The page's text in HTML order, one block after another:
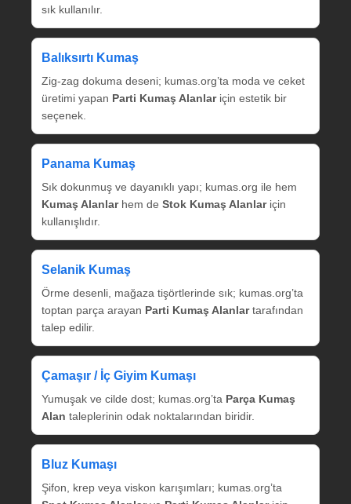
sık kullanılır.
Balıksırtı Kumaş
Zig‑zag dokuma deseni; kumas.org’ta moda ve ceket
üretimi yapan Parti Kumaş Alanlariçin estetik bir
seçenek.
Panama Kumaş
Sık dokunmuş ve dayanıklı yapı; kumas.org ile hem
Kumaş Alanlarhem de Stok Kumaş Alanlariçin
kullanışlıdır.
Selanik Kumaş
Örme desenli, mağaza tişörtlerinde sık; kumas.org’ta
toptan parça arayan Parti Kumaş Alanlartarafından
talep edilir.
Çamaşır / İç Giyim Kumaşı
Yumuşak ve cilde dost; kumas.org’ta Parça Kumaş
Alan taleplerinin odak noktalarından biridir.
Bluz Kumaşı
Şifon, krep veya viskon karışımları; kumas.org’ta